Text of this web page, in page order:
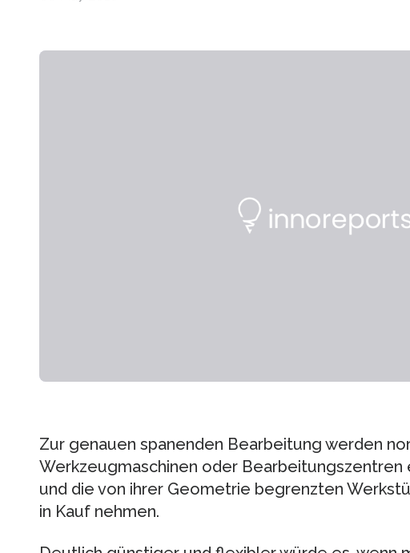
Zur genauen spanenden Bearbeitung werden
Werkzeugmaschinen oder
und die von ihrer Geometrie begrenzten
in Kauf nehmen.